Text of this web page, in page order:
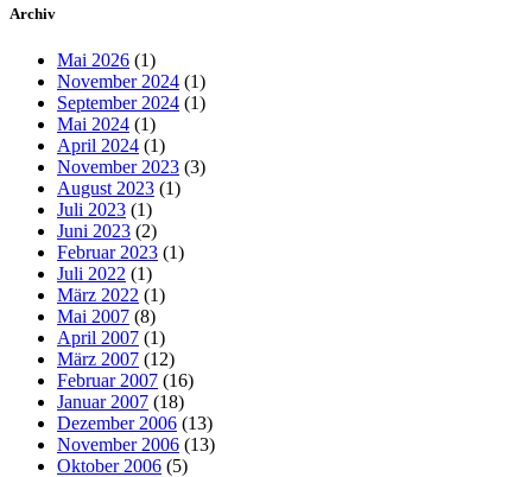
Archiv
Mai 2026 (1)
November 2024 (1)
September 2024 (1)
Mai 2024 (1)
April 2024 (1)
November 2023 (3)
August 2023 (1)
Juli 2023 (1)
Juni 2023 (2)
Februar 2023 (1)
Juli 2022 (1)
März 2022 (1)
Mai 2007 (8)
April 2007 (1)
März 2007 (12)
Februar 2007 (16)
Januar 2007 (18)
Dezember 2006 (13)
November 2006 (13)
Oktober 2006 (5)